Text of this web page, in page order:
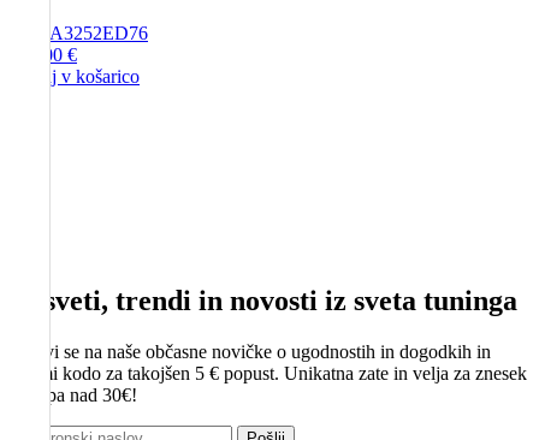
A3252ED76
175,00 €
Dodaj v košarico
Nasveti, trendi in novosti iz sveta tuninga
Prijavi se na naše občasne novičke o ugodnostih in dogodkih in
prejmi kodo za takojšen 5 € popust. Unikatna zate in velja za znesek
nakupa nad 30€!